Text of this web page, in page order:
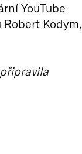
YouTube
Kodym,